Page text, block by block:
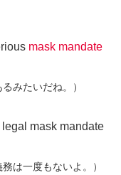
mask mandate
みたいだね。）
legal mask mandate
は一度もないよ。）